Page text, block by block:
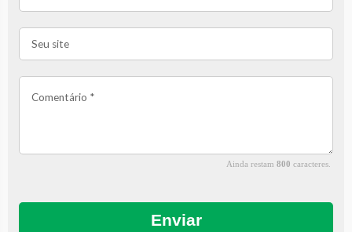
Ainda restam800 caracteres.
Enviar